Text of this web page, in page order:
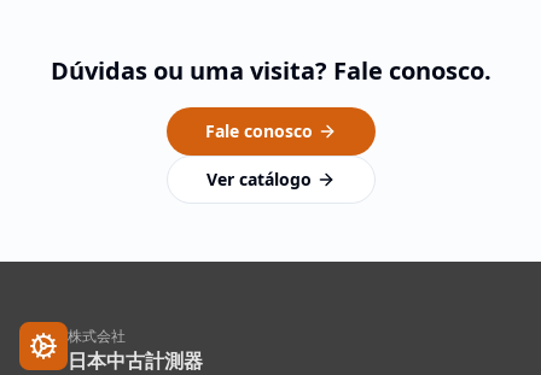
Dúvidas ou uma visita? Fale conosco.
Fale conosco
Ver catálogo
株式会社
日本中古計測器